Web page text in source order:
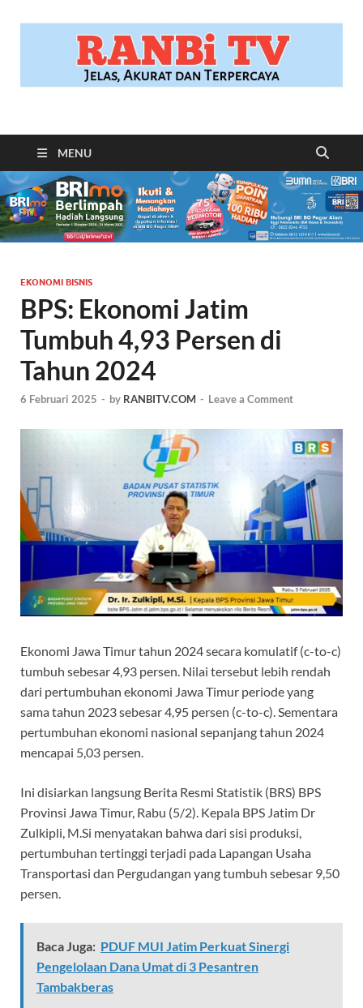
RANBITV.COM
MENU
EKONOMI BISNIS
BPS: Ekonomi Jatim
Tumbuh 4,93 Persen di
Tahun 2024
6 Februari 2025 - by RANBITV.COM - Leave a Comment
Ekonomi Jawa Timur tahun 2024 secara komulatif (c-to-c)
tumbuh sebesar 4,93 persen. Nilai tersebut lebih rendah
dari pertumbuhan ekonomi Jawa Timur periode yang
sama tahun 2023 sebesar 4,95 persen (c-to-c). Sementara
pertumbuhan ekonomi nasional sepanjang tahun 2024
mencapai 5,03 persen.
Ini disiarkan langsung Berita Resmi Statistik (BRS) BPS
Provinsi Jawa Timur, Rabu (5/2). Kepala BPS Jatim Dr
Zulkipli, M.Si menyatakan bahwa dari sisi produksi,
pertumbuhan tertinggi terjadi pada Lapangan Usaha
Transportasi dan Pergudangan yang tumbuh sebesar 9,50
persen.
Baca Juga: PDUF MUI Jatim Perkuat Sinergi
Pengelolaan Dana Umat di 3 Pesantren
Tambakberas